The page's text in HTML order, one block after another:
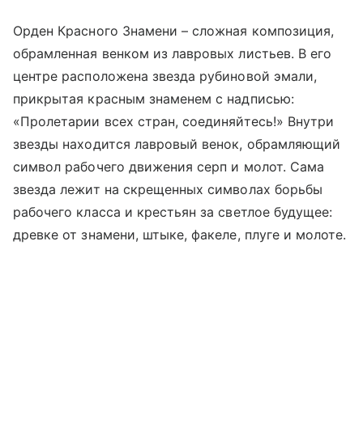
Орден Красного Знамени – сложная композиция,
обрамленная венком из лавровых листьев. В его
центре расположена звезда рубиновой эмали,
прикрытая красным знаменем с надписью:
«Пролетарии всех стран, соединяйтесь!» Внутри
звезды находится лавровый венок, обрамляющий
символ рабочего движения серп и молот. Сама
звезда лежит на скрещенных символах борьбы
рабочего класса и крестьян за светлое будущее:
древке от знамени, штыке, факеле, плуге и молоте.